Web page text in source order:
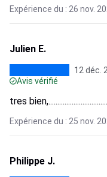
Expérience du : 26 nov.
Julien E.
12 déc.
Avis vérifié
tres
Expérience du : 25 nov.
Philippe J.